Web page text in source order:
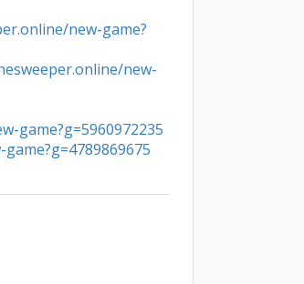
new-game?
new-
game?g=5960972235